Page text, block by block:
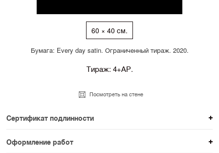
60 × 40 см.
Бумага: Every day satin. Ограниченный тираж. 2020.
Тираж: 4+АР.
Посмотреть на стене
Сертификат подлинности
К каждому авторскому произведению мы
прикладываем сертификат подлинности. Для товаров
Оформление работ